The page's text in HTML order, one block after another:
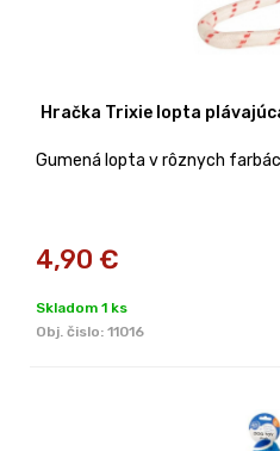
Hračka Trixie lopta
Gumená lopta v rôznych
4,90 €
Skladom 1 ks
Obj. čislo: 11016